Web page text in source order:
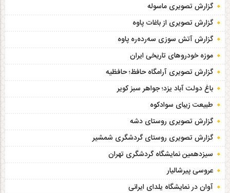
گزارش تصویری ماسوله
گزارش تصویری از باغات پاوه
گزارش آتش سوزی سەردەرە پاوه
موزه خودروهای تاریخی ایران
گزارش تصویری آرامگاه حافظ؛ حافظیه‎
باغ دولت آباد یزد؛ جواهر سبز کویر
طبیعت زیبای سوادکوه
گزارش تصویری روستای دشه
گزارش تصویری روستای گردشگری شمشیر
سیزدهمین نمایشگاه گردشگری تهران
عروسی پیرشالیار
آوان در نمایشگاه یلدای ایرانی